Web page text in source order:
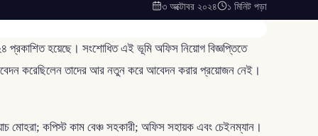
৩ অক্টোবর ২০২৪ ১ মিনিট পড়া
প্রকাশিত হয়েছে। সংশোধিত এই ভূমি অফিস নিয়োগ বিজ্ঞপ্তিতে
করেছিলেন তাদের আর নতুন করে আবেদন করার প্রয়োজন নেই।
মোহরা; কপিস্ট কাম বেঞ্চ সহকারী; অফিস সহায়ক এবং চেইনম্যান।